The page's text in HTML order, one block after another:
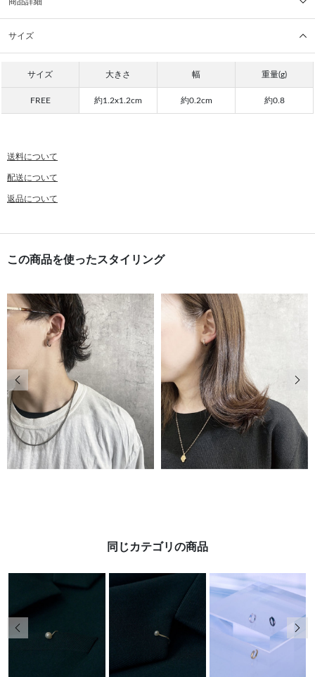
サイズ
サイズ 大きさ 幅 重量(g)
FREE 約1.2x1.2cm 約0.2cm 約0.8
送料について
配送について
返品について
この商品を使ったスタイリング
前の画像
同じカテゴリの商品